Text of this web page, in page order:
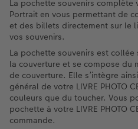
La pochette souvenirs complète
Portrait en vous permettant de
et des billets directement sur le
vos souvenirs.
La pochette souvenirs est
la couverture et se compose du
de couverture. Elle s’intègre
général de votre LIVRE PHOTO
couleurs que du toucher. Vous
pochette à votre LIVRE PHOTO
commande.